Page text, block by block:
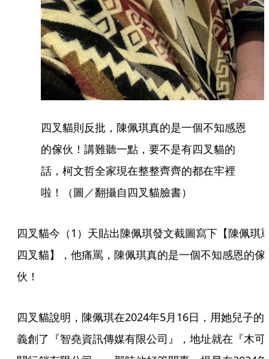
四叉貓則反批，陳佩琪真的是一個不知感恩
的傢伙！講難聽一點，要不是有四叉貓的
話，柯文哲全家現在整整齊齊的都在牢裡
啦！（圖／翻攝自四叉貓臉書）
四叉貓今（1）天貼出陳佩琪發文截圖寫下【陳佩琪
四叉貓】，他痛罵，陳佩琪真的是一個不知感恩的傢
伙！
四叉貓說明，陳佩琪在2024年5月16日，用她兒子的
義創了『智堯資訊傳媒有限公司』，地址就在『木可